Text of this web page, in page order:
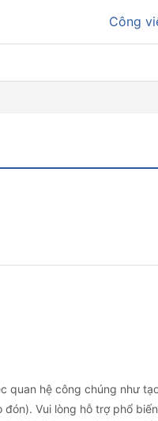
Công
hệ công chúng như
Vui lòng hỗ trợ phổ